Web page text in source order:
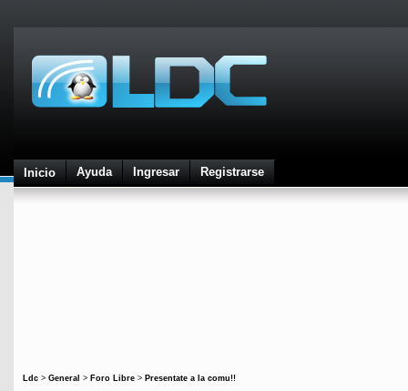
Inicio Ayuda Ingresar Registrarse
Ldc > General > Foro Libre > Presentate a la comu!!